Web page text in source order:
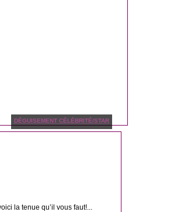
DÉGUISEMENT CÉLÉBRITÉ/STAR
la tenue qu’il vous faut!...